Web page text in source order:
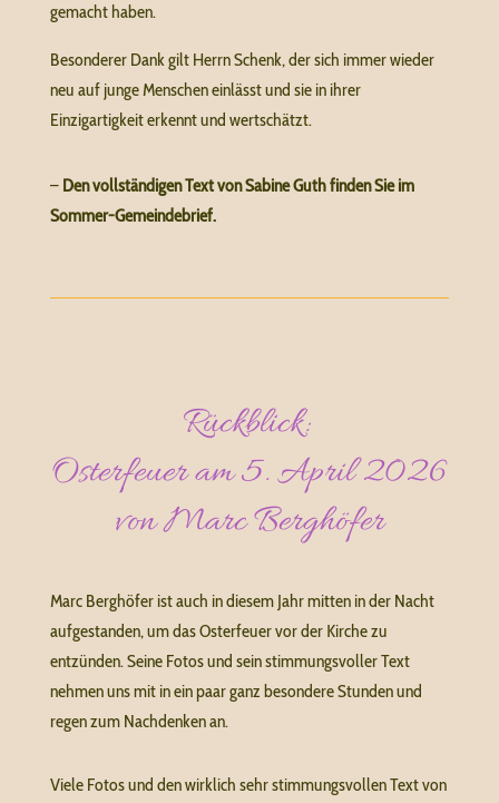
gemacht haben.
Besonderer Dank gilt Herrn Schenk, der sich immer wieder
neu auf junge Menschen einlässt und sie in ihrer
Einzigartigkeit erkennt und wertschätzt.
– Den vollständigen Text von Sabine Guth finden Sie im
Sommer-Gemeindebrief.
Rückblick:
Osterfeuer am 5. April 2026
von Marc Berghöfer
Marc Berghöfer ist auch in diesem Jahr mitten in der Nacht
aufgestanden, um das Osterfeuer vor der Kirche zu
entzünden. Seine Fotos und sein stimmungsvoller Text
nehmen uns mit in ein paar ganz besondere Stunden und
regen zum Nachdenken an.
Viele Fotos und den wirklich sehr stimmungsvollen Text von